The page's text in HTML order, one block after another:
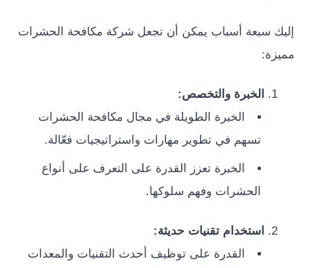
أسباب يمكن أن تجعل شركة مكافحة الحشرات
الخبرة والتخصص:
الخبرة الطويلة في مجال مكافحة الحشرات
تسهم في تطوير مهارات واستراتيجيات فعّالة.
الخبرة تعزز القدرة على التعرف على أنواع
الحشرات وفهم سلوكها.
استخدام تقنيات حديثة:
القدرة على توظيف أحدث التقنيات والمعدات